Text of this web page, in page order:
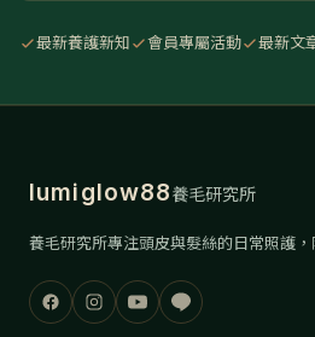
最新養護新知 會員專屬活動 最新文
lumiglow88養毛研究所
養毛研究所專注頭皮與髮絲的日常照護，